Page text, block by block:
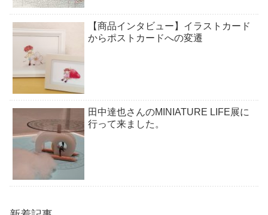
【商品インタビュー】イラストカード
からポストカードへの変遷
田中達也さんのMINIATURE LIFE展に
行って来ました。